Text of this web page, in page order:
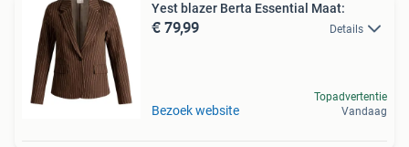
Yest blazer Berta Essential Maat:
€ 79,99 Details
Bezoek website
Topadvertentie
Vandaag